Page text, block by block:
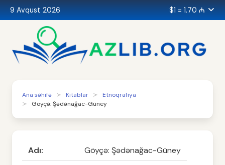
9 Avqust 2026 $1 = 1.70 ₼
Ana səhifə Kitablar
Etnoqrafiya
Göyçə: Şədənağac-Güney
Adı:
Göyçə: Şədənağac-Güney